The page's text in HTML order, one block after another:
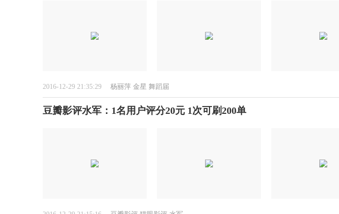
2016-12-29 21:35:29 杨丽萍 金星 舞蹈届
豆瓣影评水军：1名用户评分20元 1次可刷200单